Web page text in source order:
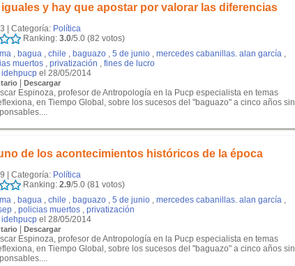
y hay que apostar por valorar las diferencias
| Categoría: Política
Ranking: 3.0/5.0 (82 votos)
, bagua , chile , baguazo , 5 de junio , mercedes cabanillas. alan garcía ,
muertos , privatización , fines de lucro
idehpucp el 28/05/2014
| Descargar
Espinoza, profesor de Antropología en la Pucp especialista en temas
en Tiempo Global, sobre los sucesos del "baguazo" a cinco años sin
de los acontecimientos históricos de la época
| Categoría: Política
Ranking: 2.9/5.0 (81 votos)
, bagua , chile , baguazo , 5 de junio , mercedes cabanillas. alan garcía ,
, policias muertos , privatización
idehpucp el 28/05/2014
| Descargar
Espinoza, profesor de Antropología en la Pucp especialista en temas
en Tiempo Global, sobre los sucesos del "baguazo" a cinco años sin